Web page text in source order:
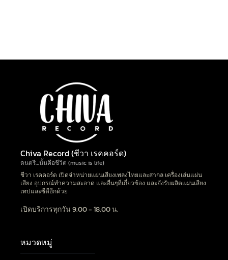
Chiva Record (ชีวา เรคคอร์ด)
ดนตรี…นั้นคือชีวิต (music is life)
ชีวา เรคคอร์ด เปิดจำหน่ายแผ่นเสียงเพลงไทยและสากล เครื่องเล่นแผ่น
เสียง อุปกรณ์ทำความสะอาด และอื่นๆที่เกี่ยวข้อง และยังรับผลิตแผ่นเสียง
เทปและซีดีอีกด้วย
เปิดบริการทุกวัน 9.00 - 18.00 น.
หมวดหมู่